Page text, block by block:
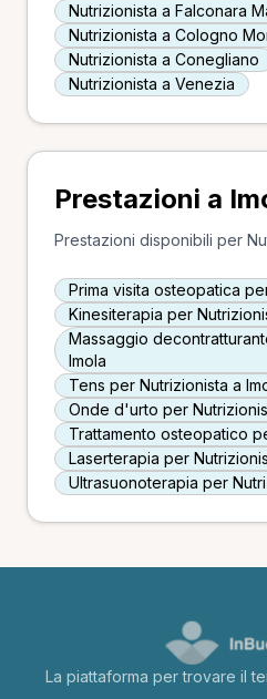
Nutrizionista a Falconara
Nutrizionista a Cologno
Nutrizionista a Conegliano
Nutrizionista a Venezia
Prestazioni a
Prestazioni disponibili per
Prima visita osteopatica
Kinesiterapia per
Massaggio
Imola
Tens per Nutrizionista a
Onde d'urto per
Trattamento osteopatico
Laserterapia per
Ultrasuonoterapia per
La piattaforma per trovare il